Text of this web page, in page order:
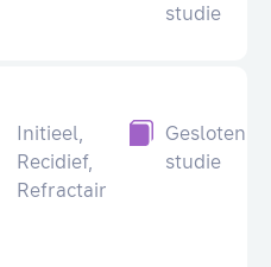
studie
Initieel,
Recidief,
Refractair
Gesloten
studie